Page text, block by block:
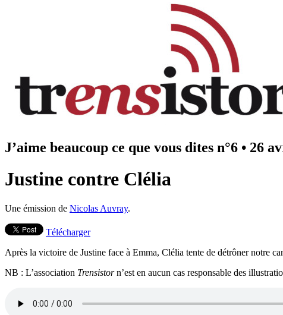
J’aime beaucoup ce que vous dites n°6 • 26
Justine contre Clélia
Une émission de Nicolas Auvray.
Télécharger
Après la victoire de Justine face à Emma, Clélia tente de détrôner notre
NB : L’association Trensistorn’est en aucun cas responsable des